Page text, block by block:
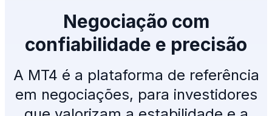
Negociação com
confiabilidade e precisão
A MT4 é a plataforma de referência
em negociações, para investidores